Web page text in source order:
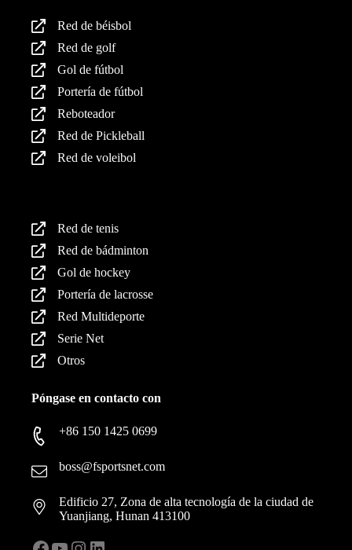
Red de béisbol
Red de golf
Gol de fútbol
Portería de fútbol
Reboteador
Red de Pickleball
Red de voleibol
Red de tenis
Red de bádminton
Gol de hockey
Portería de lacrosse
Red Multideporte
Serie Net
Otros
Póngase en contacto con
+86 150 1425 0699
boss@fsportsnet.com
Edificio 27, Zona de alta tecnología de la ciudad de
Yuanjiang, Hunan 413100